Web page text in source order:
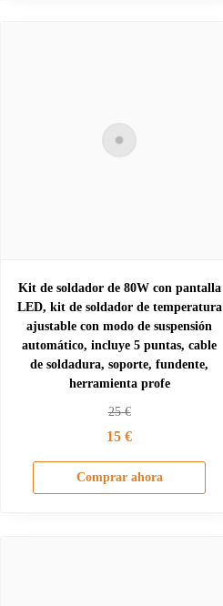
Kit de soldador de 80W con pantalla
LED, kit de soldador de temperatura
ajustable con modo de suspensión
automático, incluye 5 puntas, cable
de soldadura, soporte, fundente,
herramienta profe
25€
15 €
Comprar ahora